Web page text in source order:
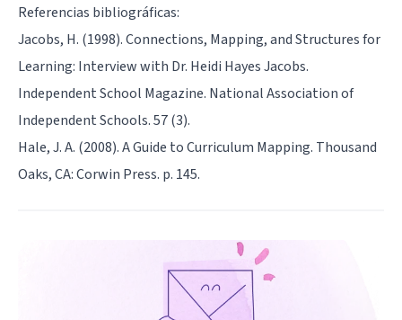
Referencias bibliográficas:
Jacobs, H. (1998). Connections, Mapping, and Structures for
Learning: Interview with Dr. Heidi Hayes Jacobs.
Independent School Magazine. National Association of
Independent Schools. 57 (3).
Hale, J. A. (2008). A Guide to Curriculum Mapping. Thousand
Oaks, CA: Corwin Press. p. 145.